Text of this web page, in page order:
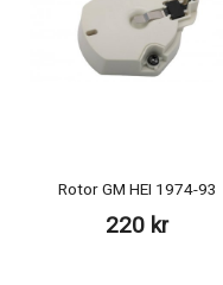
Rotor GM HEI 1974-93
220 kr